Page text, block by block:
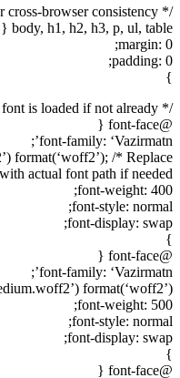
/* Reset some basic styles for better cross-browser consistency */
body, h1, h2, h3, p, ul, table {
margin: 0;
padding: 0;
}
/* Ensure font is loaded if not already */
@font-face {
font-family: ‘Vazirmatn’;
format(‘woff2’); /* Replace
with actual font path if needed */
font-weight: 400;
font-style: normal;
font-display: swap;
}
@font-face {
font-family: ‘Vazirmatn’;
format(‘woff2’);
font-weight: 500;
font-style: normal;
font-display: swap;
}
@font-face {